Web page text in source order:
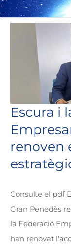
Escura i
renoven
Consulte el pdf
Gran Penedès
la Federació
han renovat